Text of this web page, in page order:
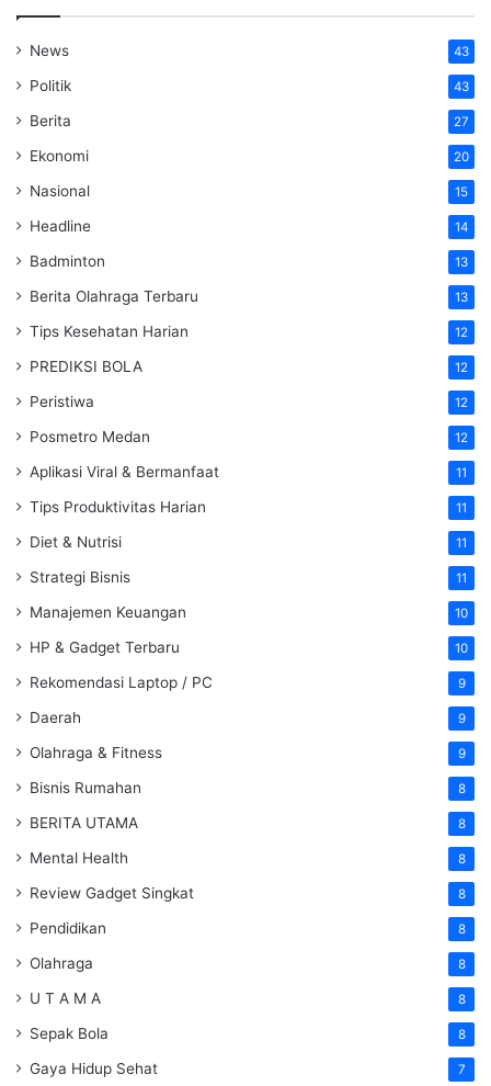
News 43
Politik 43
Berita 27
Ekonomi 20
Nasional 15
Headline 14
Badminton 13
Berita Olahraga Terbaru 13
Tips Kesehatan Harian 12
PREDIKSI BOLA 12
Peristiwa 12
Posmetro Medan 12
Aplikasi Viral & Bermanfaat 11
Tips Produktivitas Harian 11
Diet & Nutrisi 11
Strategi Bisnis 11
Manajemen Keuangan 10
HP & Gadget Terbaru 10
Rekomendasi Laptop / PC 9
Daerah 9
Olahraga & Fitness 9
Bisnis Rumahan 8
BERITA UTAMA 8
Mental Health 8
Review Gadget Singkat 8
Pendidikan 8
Olahraga 8
U T A M A 8
Sepak Bola 8
Gaya Hidup Sehat 7